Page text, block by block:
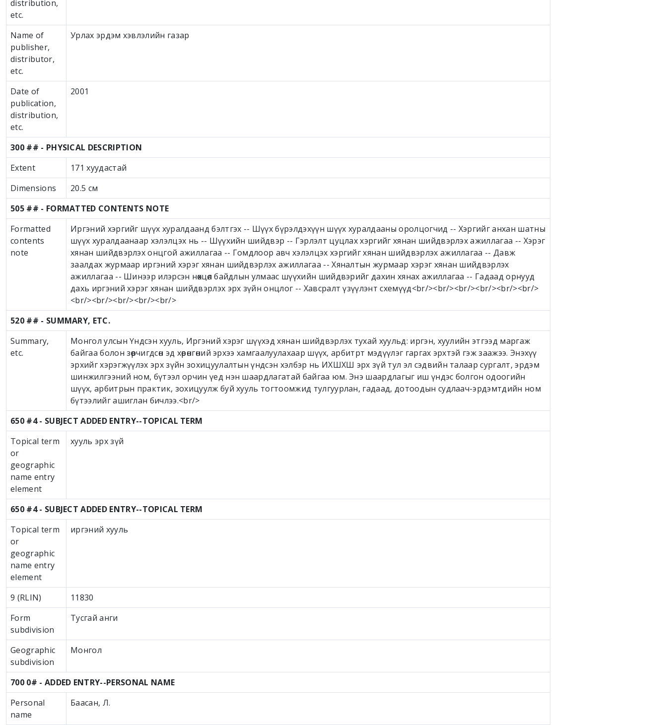
distribution,
etc.
Name of
publisher,
distributor,
etc.
Урлах эрдэм хэвлэлийн газар
Date of
publication,
distribution,
etc.
2001
300 ## - PHYSICAL DESCRIPTION
Extent
171 хуудастай
Dimensions
20.5 см
505 ## - FORMATTED CONTENTS NOTE
Formatted
contents
note
Иргэний хэргийг шүүх хуралдаанд бэлтгэх -- Шүүх бүрэлдэхүүн шүүх хуралдааны оролцогчид -- Хэргийг анхан шатны
шүүх хуралдаанаар хэлэлцэх нь -- Шүүхийн шийдвэр -- Гэрлэлт цуцлах хэргийг хянан шийдвэрлэх ажиллагаа -- Хэрэг
хянан шийдвэрлэх онцгой ажиллагаа -- Гомдлоор авч хэлэлцэх хэргийг хянан шийдвэрлэх ажиллагаа -- Давж
заалдах журмаар иргэний хэрэг хянан шийдвэрлэх ажиллагаа -- Хяналтын журмаар хэрэг хянан шийдвэрлэх
ажиллагаа -- Шинээр илэрсэн нөхцөл байдлын улмаас шүүхийн шийдвэрийг дахин хянах ажиллагаа -- Гадаад орнууд
дахь иргэний хэрэг хянан шийдвэрлэх эрх зүйн онцлог -- Хавсралт үзүүлэнт схемүүд<br/><br/><br/><br/><br/><br/>
<br/><br/><br/><br/><br/>
520 ## - SUMMARY, ETC.
Summary,
etc.
Монгол улсын Үндсэн хууль, Иргэний хэрэг шүүхэд хянан шийдвэрлэх тухай хуульд: иргэн, хуулийн этгээд маргаж
байгаа болон зөрчигдсөн эд хөрөнгөний эрхээ хамгаалуулахаар шүүх, арбитрт мэдүүлэг гаргах эрхтэй гэж заажээ. Энэхүү
эрхийг хэрэгжүүлэх эрх зүйн зохицуулалтын үндсэн хэлбэр нь ИХШХШ эрх зүй тул эл сэдвийн талаар сургалт, эрдэм
шинжилгээний ном, бүтээл орчин үед нэн шаардлагатай байгаа юм. Энэ шаардлагыг иш үндэс болгон одоогийн
шүүх, арбитрын практик, зохицуулж буй хууль тогтоомжид тулгуурлан, гадаад, дотоодын судлаач-эрдэмтдийн ном
бүтээлийг ашиглан бичлээ.<br/>
650 #4 - SUBJECT ADDED ENTRY--TOPICAL TERM
Topical term
or
geographic
name entry
element
хууль эрх зүй
650 #4 - SUBJECT ADDED ENTRY--TOPICAL TERM
Topical term
or
geographic
name entry
element
иргэний хууль
9 (RLIN)
11830
Form
subdivision
Тусгай анги
Geographic
subdivision
Монгол
700 0# - ADDED ENTRY--PERSONAL NAME
Personal
name
Баасан, Л.